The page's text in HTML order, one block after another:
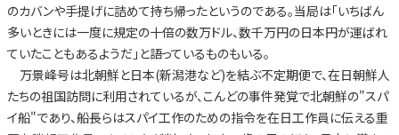
のカバンや手提げに詰めて持ち帰ったというのである。当局は「いちばん
多いときには一度に規定の十倍の数万ドル、数千万円の日本円が運ばれ
ていたこともあるようだ」と語っているものもいる。
万景峰号は北朝鮮と日本(新潟港など)を結ぶ不定期便で、在日朝鮮人
たちの祖国訪問に利用されているが、こんどの事件発覚で北朝鮮の"スパ
イ船"であり、船長らはスパイ工作のための指令を在日工作員に伝える重